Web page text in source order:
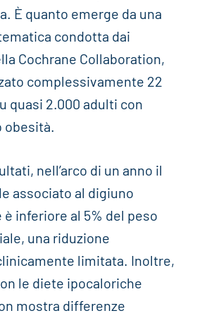
È quanto emerge da una
condotta dai
Cochrane Collaboration,
complessivamente 22
quasi 2.000 adulti con
nell’arco di un anno il
associato al digiuno
inferiore al 5% del peso
una riduzione
limitata. Inoltre,
le diete ipocaloriche
mostra differenze